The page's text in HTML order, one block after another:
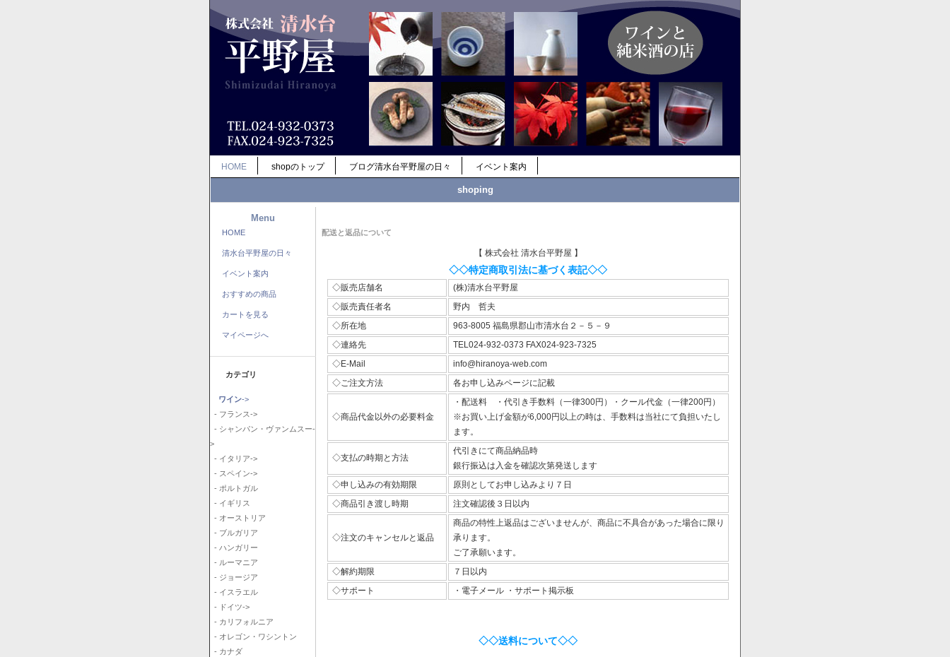
HOME shopのトップ ブログ清水台平野屋の日々 イベント案内
shoping
Menu
HOME
清水台平野屋の日々
イベント案内
おすすめの商品
カートを見る
マイページへ
カテゴリ
ワイン->
- フランス->
- シャンパン・ヴァンムスー-
>
- イタリア->
- スペイン->
- ポルトガル
- イギリス
- オーストリア
- ブルガリア
- ハンガリー
- ルーマニア
- ジョージア
- イスラエル
- ドイツ->
- カリフォルニア
- オレゴン・ワシントン
- カナダ
配送と返品について
【 株式会社 清水台平野屋 】
◇◇特定商取引法に基づく表記◇◇
◇販売店舗名
(株)清水台平野屋
◇販売責任者名
野内 哲夫
◇所在地
963-8005 福島県郡山市清水台２－５－９
◇連絡先
TEL024-932-0373 FAX024-923-7325
◇E-Mail
info@hiranoya-web.com
◇ご注文方法
各お申し込みページに記載
◇商品代金以外の必要料金
・配送料 ・代引き手数料（一律300円）・クール代金（一律200円）
※お買い上げ金額が6,000円以上の時は、手数料は当社にて負担いたし
ます。
◇支払の時期と方法
代引きにて商品納品時
銀行振込は入金を確認次第発送します
◇申し込みの有効期限
原則としてお申し込みより７日
◇商品引き渡し時期
注文確認後３日以内
◇注文のキャンセルと返品
商品の特性上返品はございませんが、商品に不具合があった場合に限り
承ります。
ご了承願います。
◇解約期限
７日以内
◇サポート
・電子メール ・サポート掲示板
◇◇送料について◇◇